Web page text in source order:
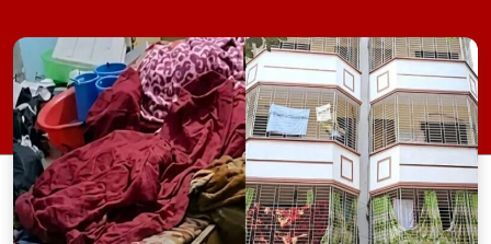
(বুয়েট) অধ্যাপক একেএম আশিকুর রহমান।
তিনি পরিবারের বিরুদ্ধে ছড়ানো বিভিন্ন তথ্যকে
মিথ্যা বলে দাবি করেছেন। বুধবার (৩ জুন)
গণমাধ্যমে দেওয়া বক্তব্যে তিনি এই […]